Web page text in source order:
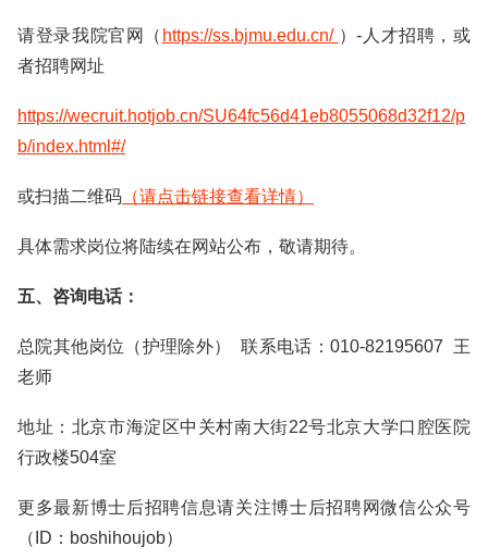
请登录我院官网（ https://ss.bjmu.edu.cn/ ）-人才招聘，或
者招聘网址
https://wecruit.hotjob.cn/SU64fc56d41eb8055068d32f12/p
b/index.html#/
或扫描二维码 （请点击链接查看详情）
具体需求岗位将陆续在网站公布，敬请期待。
五、咨询电话：
总院其他岗位（护理除外） 联系电话：010-82195607 王
老师
地址：北京市海淀区中关村南大街22号北京大学口腔医院
行政楼504室
更多最新博士后招聘信息请关注博士后招聘网微信公众号
（ID：boshihoujob）